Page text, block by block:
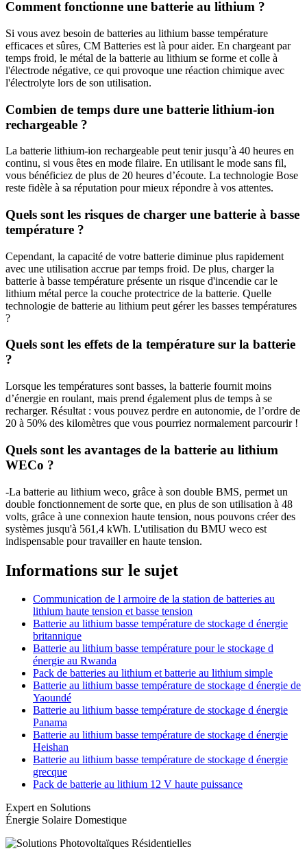
Comment fonctionne une batterie au lithium ?
Si vous avez besoin de batteries au lithium basse température
efficaces et sûres, CM Batteries est là pour aider. En chargeant par
temps froid, le métal de la batterie au lithium se forme et colle à
l'électrode négative, ce qui provoque une réaction chimique avec
l'électrolyte lors de son utilisation.
Combien de temps dure une batterie lithium-ion
rechargeable ?
La batterie lithium-ion rechargeable peut tenir jusqu’à 40 heures en
continu, si vous êtes en mode filaire. En utilisant le mode sans fil,
vous bénéficiez de plus de 20 heures d’écoute. La technologie Bose
reste fidèle à sa réputation pour mieux répondre à vos attentes.
Quels sont les risques de charger une batterie à basse
température ?
Cependant, la capacité de votre batterie diminue plus rapidement
avec une utilisation accrue par temps froid. De plus, charger la
batterie à basse température présente un risque d'incendie car le
lithium métal perce la couche protectrice de la batterie. Quelle
technologie de batterie au lithium peut gérer les basses températures
?
Quels sont les effets de la température sur la batterie
?
Lorsque les températures sont basses, la batterie fournit moins
d’énergie en roulant, mais prend également plus de temps à se
recharger. Résultat : vous pouvez perdre en autonomie, de l’ordre de
20 à 50% des kilomètres que vous pourriez normalement parcourir !
Quels sont les avantages de la batterie au lithium
WECo ?
-La batterie au lithium weco, grâce à son double BMS, permet un
double fonctionnement de sorte que, en plus de son utilisation à 48
volts, grâce à une connexion haute tension, nous pouvons créer des
systèmes jusqu'à 561,4 kWh. L'utilisation du BMU weco est
indispensable pour travailler en haute tension.
Informations sur le sujet
Communication de l armoire de la station de batteries au
lithium haute tension et basse tension
Batterie au lithium basse température de stockage d énergie
britannique
Batterie au lithium basse température pour le stockage d
énergie au Rwanda
Pack de batteries au lithium et batterie au lithium simple
Batterie au lithium basse température de stockage d énergie de
Yaoundé
Batterie au lithium basse température de stockage d énergie
Panama
Batterie au lithium basse température de stockage d énergie
Heishan
Batterie au lithium basse température de stockage d énergie
grecque
Pack de batterie au lithium 12 V haute puissance
Expert en Solutions
Énergie Solaire Domestique